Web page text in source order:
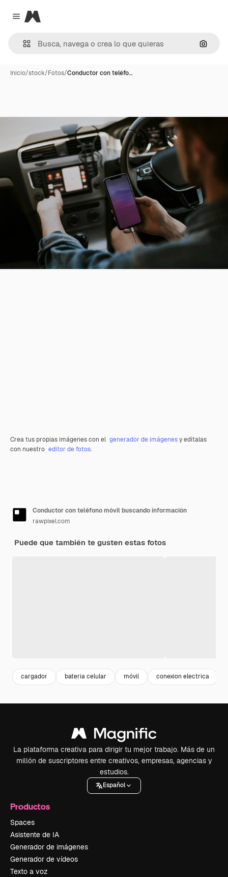
Close menu
Magnific
Inicio/stock/Fotos/Conductor con teléfo…
Crea tus propias imágenes con el generador de imágenesy edítalas
con nuestro editor de fotos.
Conductor con teléfono móvil buscando información
rawpixel.com
Puede que también te gusten estas fotos
cargador bateria celular móvil conexion electrica
La plataforma creativa para dirigir tu mejor trabajo. Más de un
millón de suscriptores entre creativos, empresas, agencias y
estudios.
Español
Productos
Spaces
Asistente de IA
Generador de imágenes
Generador de vídeos
Texto a voz